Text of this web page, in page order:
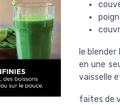
le
en une
vaisselle
faites de